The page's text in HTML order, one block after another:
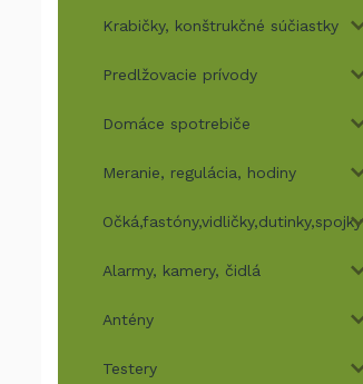
Krabičky, konštrukčné súčiastky
Predlžovacie prívody
Domáce spotrebiče
Meranie, regulácia, hodiny
Očká,fastóny,vidličky,dutinky,spojky
Alarmy, kamery, čidlá
Antény
Testery